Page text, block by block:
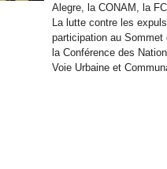
Alegre, la CONAM, la
La lutte contre les
participation au Sommet
la Conférence des
Voie Urbaine et